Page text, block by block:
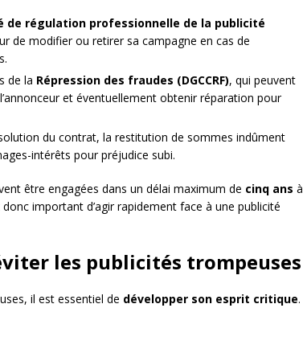
de régulation professionnelle de la publicité
de modifier ou retirer sa campagne en cas de
de la Répression des fraudes (DGCCRF), qui peuvent
et éventuellement obtenir réparation pour
du contrat, la restitution de sommes indûment
intérêts pour préjudice subi.
être engagées dans un délai maximum de cinq ans à
important d’agir rapidement face à une publicité
les publicités trompeuses
il est essentiel de développer son esprit critique.